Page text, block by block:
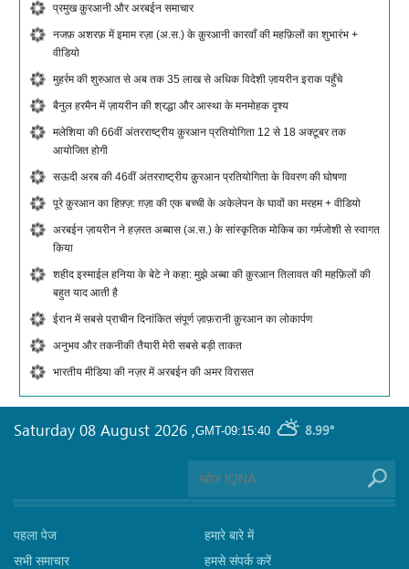
प्रमुख क़ुरआनी और अरबईन समाचार
नजफ़ अशरफ़ में इमाम रज़ा (अ.स.) के क़ुरआनी कारवाँ की महफ़िलों का शुभारंभ +
वीडियो
मुहर्रम की शुरुआत से अब तक 35 लाख से अधिक विदेशी ज़ायरीन इराक पहुँचे
बैनुल हरमैन में ज़ायरीन की श्रद्धा और आस्था के मनमोहक दृश्य
मलेशिया की 66वीं अंतरराष्ट्रीय क़ुरआन प्रतियोगिता 12 से 18 अक्टूबर तक
आयोजित होगी
सऊदी अरब की 46वीं अंतरराष्ट्रीय क़ुरआन प्रतियोगिता के विवरण की घोषणा
पूरे क़ुरआन का हिफ़्ज़: ग़ज़ा की एक बच्ची के अकेलेपन के घावों का मरहम + वीडियो
अरबईन ज़ायरीन ने हज़रत अब्बास (अ.स.) के सांस्कृतिक मोकिब का गर्मजोशी से स्वागत
किया
शहीद इस्माईल हनिया के बेटे ने कहा: मुझे अब्बा की क़ुरआन तिलावत की महफ़िलों की
बहुत याद आती है
ईरान में सबसे प्राचीन दिनांकित संपूर्ण ज़ाफ़रानी क़ुरआन का लोकार्पण
अनुभव और तकनीकी तैयारी मेरी सबसे बड़ी ताकत
भारतीय मीडिया की नज़र में अरबईन की अमर विरासत
GMT-09:15:40 8.99°
Saturday 08 August 2026 ,
पहला पेज
सभी समाचार
हमारे बारे में
हमसे संपर्क करें